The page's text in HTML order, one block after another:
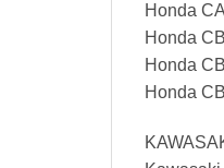
Honda
Honda
Honda
Honda